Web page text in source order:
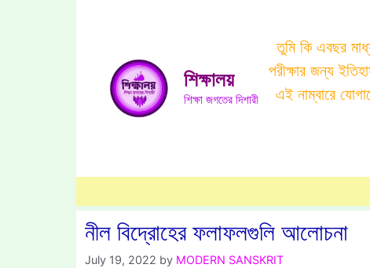
শিক্ষালয়
শিক্ষা জগতের দিশারী
তুমি কি এবছর
পরীক্ষার জন্য
এই নাম্বারে
নীল বিদ্রোহের ফলাফলগুলি আলোচনা
July 19, 2022 by MODERN SANSKRIT